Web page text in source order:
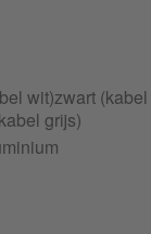
wit)zwart (kabel
grijs)